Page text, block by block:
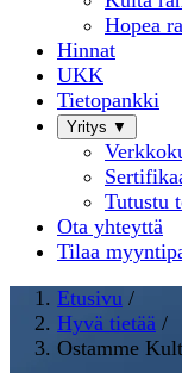
Hopea
Hinnat
UKK
Tietopankki
Yritys ▼
Tutustu
Ota yhteyttä
Tilaa
Etusivu /
Hyvä tietää /
Ostamme